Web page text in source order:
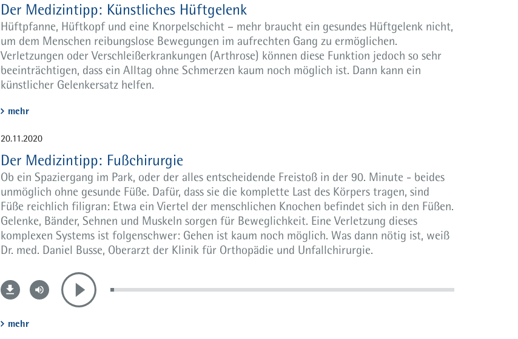
Der Medizintipp: Künstliches Hüftgelenk
Hüftpfanne, Hüftkopf und eine Knorpelschicht – mehr braucht ein gesundes Hüftgelenk nicht,
um dem Menschen reibungslose Bewegungen im aufrechten Gang zu ermöglichen.
Verletzungen oder Verschleißerkrankungen (Arthrose) können diese Funktion jedoch so sehr
beeinträchtigen, dass ein Alltag ohne Schmerzen kaum noch möglich ist. Dann kann ein
künstlicher Gelenkersatz helfen.
mehr
20.11.2020
Der Medizintipp: Fußchirurgie
Ob ein Spaziergang im Park, oder der alles entscheidende Freistoß in der 90. Minute - beides
unmöglich ohne gesunde Füße. Dafür, dass sie die komplette Last des Körpers tragen, sind
Füße reichlich filigran: Etwa ein Viertel der menschlichen Knochen befindet sich in den Füßen.
Gelenke, Bänder, Sehnen und Muskeln sorgen für Beweglichkeit. Eine Verletzung dieses
komplexen Systems ist folgenschwer: Gehen ist kaum noch möglich. Was dann nötig ist, weiß
Dr. med. Daniel Busse, Oberarzt der Klinik für Orthopädie und Unfallchirurgie.
mehr